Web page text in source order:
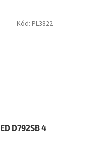
D792SB 4
Kód: PL3822